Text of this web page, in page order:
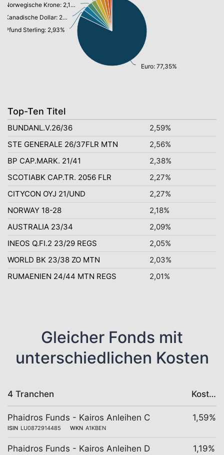
Euro: 77,35%
Pfund Sterling: 2,93%
Kanadische Dollar: 2,27%
Norwegische Krone: 2,18%
Top-Ten Titel
BUNDANL.V.26/36
2,59%
STE GENERALE 26/37FLR MTN
2,56%
BP CAP.MARK. 21/41
2,38%
SCOTIABK CAP.TR. 2056 FLR
2,27%
CITYCON OYJ 21/UND
2,27%
NORWAY 18-28
2,18%
AUSTRALIA 23/34
2,09%
INEOS Q.FI.2 23/29 REGS
2,05%
WORLD BK 23/38 ZO MTN
2,03%
RUMAENIEN 24/44 MTN REGS
2,01%
Gleicher Fonds mit
unterschiedlichen Kosten
4 Tranchen Kosten
Phaidros Funds - Kairos Anleihen C
ISIN LU0872914485 WKN A1KBEN
1,59%
Phaidros Funds - Kairos Anleihen D 1,19%